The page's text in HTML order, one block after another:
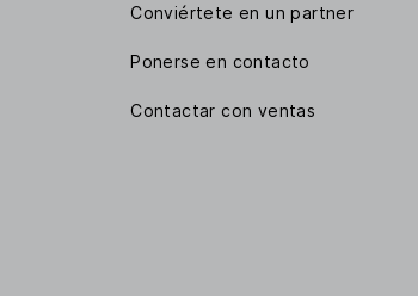
Conviértete en un partner
Ponerse en contacto
Contactar con ventas